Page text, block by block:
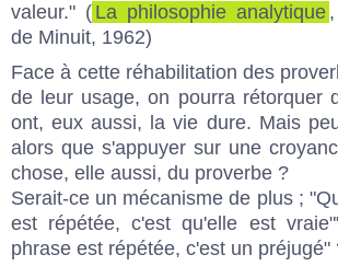
valeur." ( La philosophie analytique
de Minuit, 1962)
Face à cette réhabilitation des
de leur usage, on pourra rétorquer
ont, eux aussi, la vie dure. Mais
alors que s'appuyer sur une
chose, elle aussi, du proverbe ?
Serait-ce un mécanisme de plus ;
est répétée, c'est qu'elle est
phrase est répétée, c'est un préjugé"